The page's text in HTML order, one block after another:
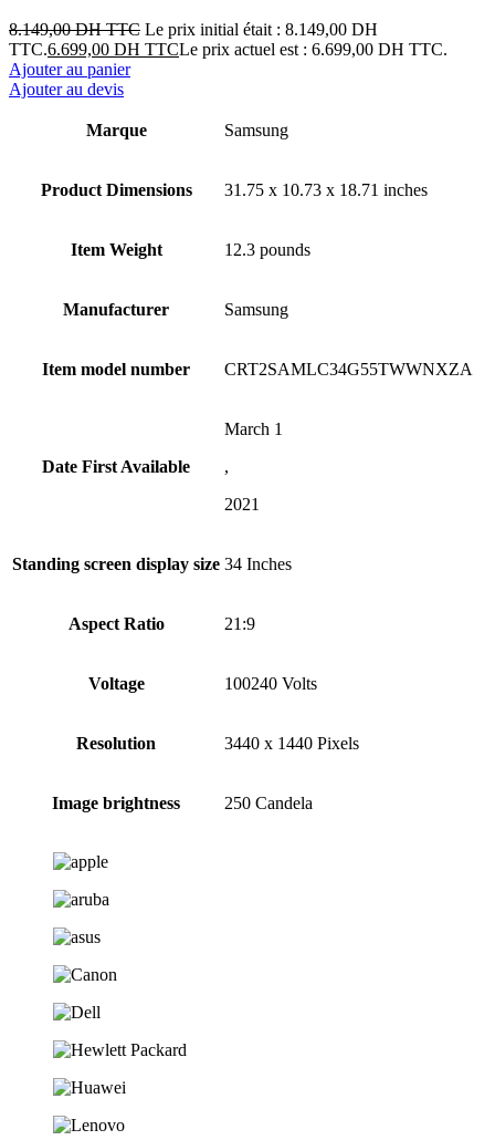
8.149,00DH TTC Le prix initial était : 8.149,00 DH
TTC.6.699,00 DH TTCLe prix actuel est : 6.699,00 DH TTC.
Ajouter au panier
Ajouter au devis
Marque Samsung
Product Dimensions 31.75 x 10.73 x 18.71 inches
Item Weight 12.3 pounds
Manufacturer Samsung
Item model number CRT2SAMLC34G55TWWNXZA
Date First Available
March 1
,
2021
Standing screen display size 34 Inches
Aspect Ratio 21:9
Voltage 100240 Volts
Resolution 3440 x 1440 Pixels
Image brightness 250 Candela